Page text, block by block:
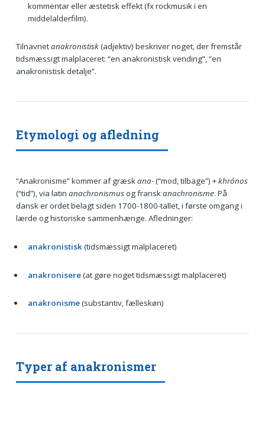
kommentar eller æstetisk effekt (fx rockmusik i en
middelalderfilm).
Tilnavnetanakronistisk(adjektiv) beskriver noget, der fremstår
tidsmæssigt malplaceret: “en anakronistisk vending”, “en
anakronistisk detalje”.
Etymologi og afledning
“Anakronisme” kommer af græskana-(“mod, tilbage”) +khrónos
(“tid”), via latin anachronismusog franskanachronisme. På
dansk er ordet belagt siden 1700-1800-tallet, i første omgang i
lærde og historiske sammenhænge. Afledninger:
anakronistisk(tidsmæssigt malplaceret)
anakronisere(at gøre noget tidsmæssigt malplaceret)
anakronisme(substantiv, fælleskøn)
Typer af anakronismer